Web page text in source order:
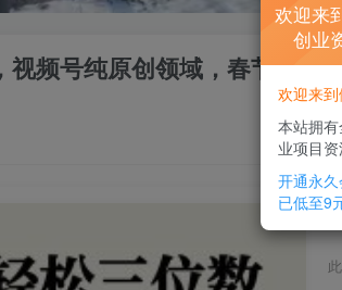
视频号纯原创领域，春节童子
欢迎来
创业
欢迎来
本站拥
业项目
开通永
已低至9